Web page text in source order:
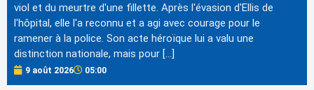
viol et du meurtre d'une fillette. Après l'évasion d'Ellis de
l'hôpital, elle l'a reconnu et a agi avec courage pour le
ramener à la police. Son acte héroïque lui a valu une
distinction nationale, mais pour […]
9 août 2026 05:00